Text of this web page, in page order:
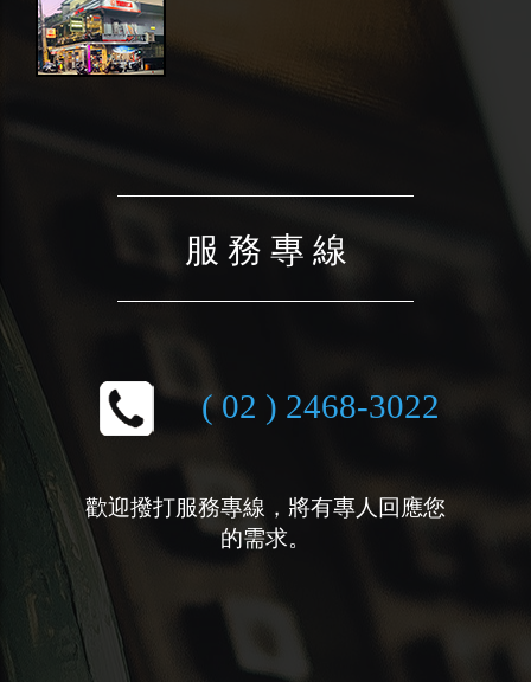
服 務 專 線
( 02 ) 2468-3022
歡迎撥打服務專線，將有專人回應您
的需求。